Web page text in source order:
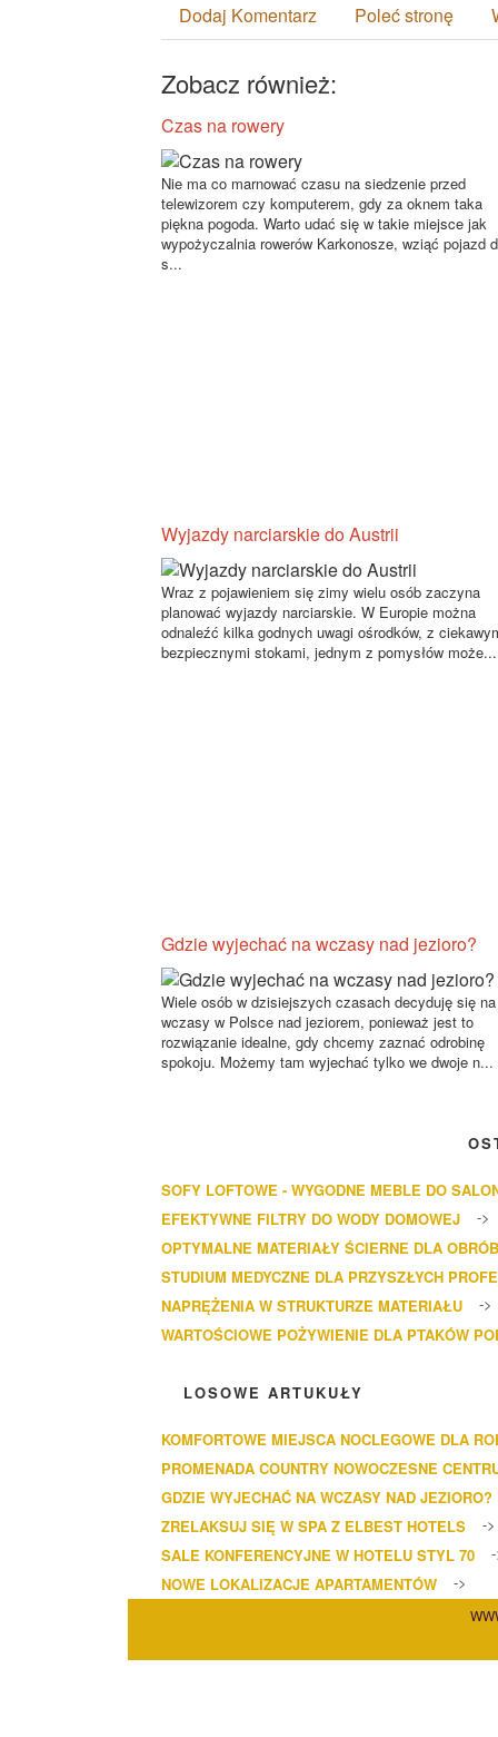
Dodaj Komentarz Poleć stronę
Zobacz również:
Czas na rowery
Nie ma co marnować czasu na siedzenie przed
telewizorem czy komputerem, gdy za oknem taka
piękna pogoda. Warto udać się w takie miejsce jak
wypożyczalnia rowerów Karkonosze, wziąć pojazd
s...
Wyjazdy narciarskie do Austrii
Wraz z pojawieniem się zimy wielu osób zaczyna
planować wyjazdy narciarskie. W Europie można
odnaleźć kilka godnych uwagi ośrodków, z
bezpiecznymi stokami, jednym z pomysłów może...
Gdzie wyjechać na wczasy nad jezioro?
Wiele osób w dzisiejszych czasach decyduję się na
wczasy w Polsce nad jeziorem, ponieważ jest to
rozwiązanie idealne, gdy chcemy zaznać odrobinę
spokoju. Możemy tam wyjechać tylko we dwoje n...
SOFY LOFTOWE - WYGODNE MEBLE DO
EFEKTYWNE FILTRY DO WODY DOMOWEJ
OPTYMALNE MATERIAŁY ŚCIERNE DLA
STUDIUM MEDYCZNE DLA PRZYSZŁYCH
NAPRĘŻENIA W STRUKTURZE MATERIAŁU
WARTOŚCIOWE POŻYWIENIE DLA PTAKÓW
LOSOWE ARTUKUŁY
KOMFORTOWE MIEJSCA NOCLEGOWE DLA
PROMENADA COUNTRY NOWOCZESNE
GDZIE WYJECHAĆ NA WCZASY NAD JEZIORO?
ZRELAKSUJ SIĘ W SPA Z ELBEST HOTELS
SALE KONFERENCYJNE W HOTELU STYL 70
NOWE LOKALIZACJE APARTAMENTÓW